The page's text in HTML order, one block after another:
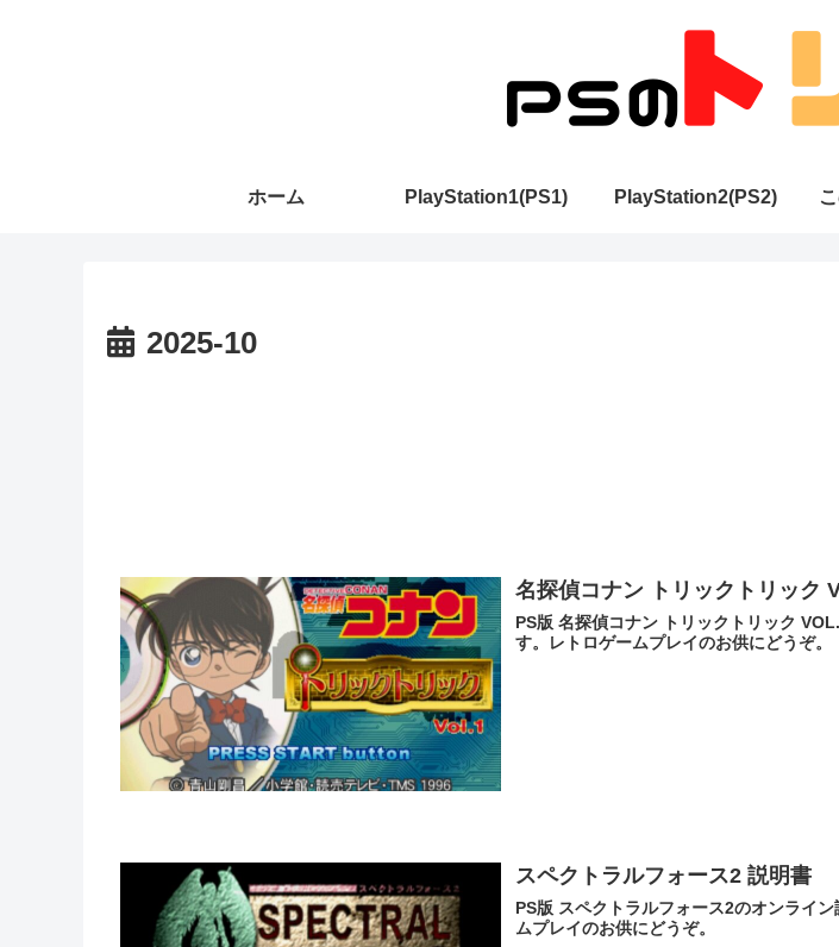
ホーム PlayStation1(PS1) PlayStation2(PS2)
2025-10
名探偵コナン トリックトリック
PS版 名探偵コナン トリックトリック
す。レトロゲームプレイのお供にどうぞ。
スペクトラルフォース2 説明書
PS版 スペクトラルフォース2のオンライ
ムプレイのお供にどうぞ。